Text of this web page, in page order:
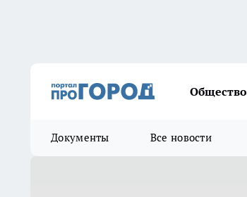
Общество
Документы Все новости